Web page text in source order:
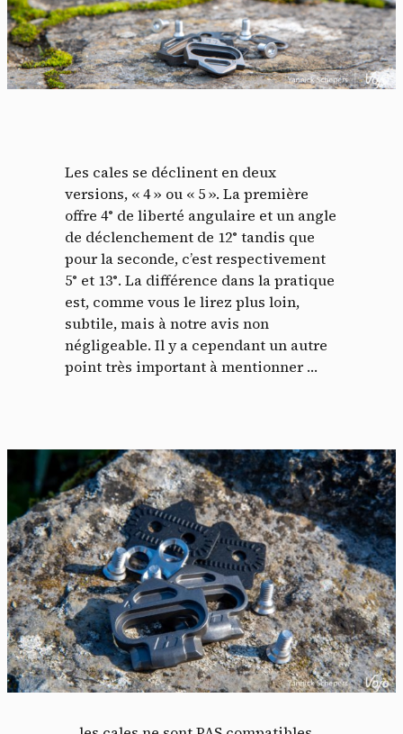
Les cales se déclinent en deux
versions, « 4 » ou « 5 ». La première
offre 4° de liberté angulaire et un angle
de déclenchement de 12° tandis que
pour la seconde, c’est respectivement
5° et 13°. La différence dans la pratique
est, comme vous le lirez plus loin,
subtile, mais à notre avis non
négligeable. Il y a cependant un autre
point très important à mentionner …